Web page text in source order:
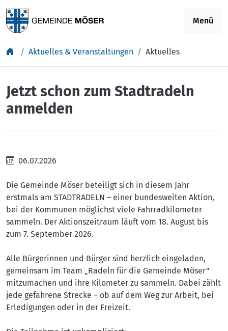
Menü
Aktuelles & Veranstaltungen Aktuelles
Jetzt schon zum Stadtradeln
anmelden
06.07.2026
Die Gemeinde Möser beteiligt sich in diesem Jahr
erstmals am STADTRADELN – einer bundesweiten Aktion,
bei der Kommunen möglichst viele Fahrradkilometer
sammeln. Der Aktionszeitraum läuft vom 18. August bis
zum 7. September 2026.
Alle Bürgerinnen und Bürger sind herzlich eingeladen,
gemeinsam im Team „Radeln für die Gemeinde Möser"
mitzumachen und ihre Kilometer zu sammeln. Dabei zählt
jede gefahrene Strecke – ob auf dem Weg zur Arbeit, bei
Erledigungen oder in der Freizeit.